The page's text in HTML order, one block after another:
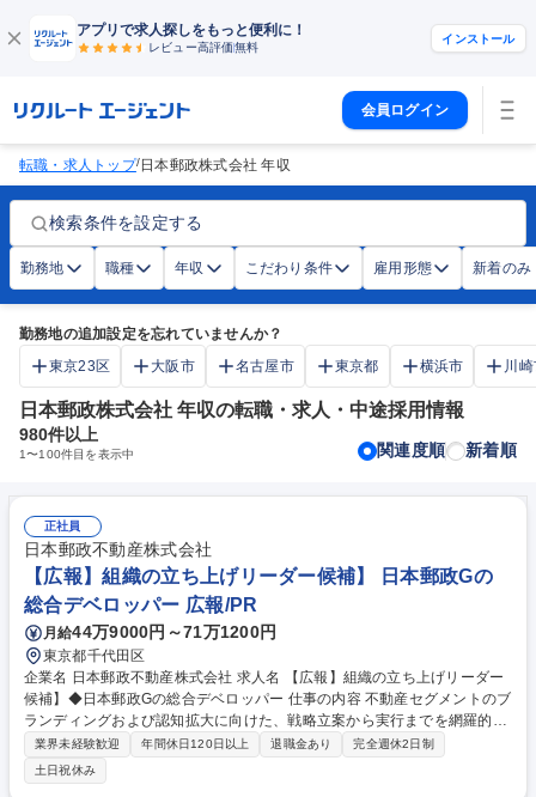
アプリで求人探しをもっと便利に！
レビュー高評価無料
インストール
会員ログイン
転職・求人トップ/日本郵政株式会社 年収
検索条件を設定する
勤務地 職種 年収 こだわり条件 雇用形態 新着のみ
勤務地の追加設定を忘れていませんか？
東京23区
大阪市 名古屋市 東京都 横浜市 川
日本郵政株式会社 年収の転職・求人・中途採用情報
980件以上
1〜100件目を表示中 関連度順 新着順
正社員
日本郵政不動産株式会社
【広報】組織の立ち上げリーダー候補】 日本郵政Gの
総合デベロッパー 広報/PR
月給44万9000円～71万1200円
東京都千代田区
企業名 日本郵政不動産株式会社 求人名 【広報】組織の立ち上げリーダー
候補】◆日本郵政Gの総合デベロッパー 仕事の内容 不動産セグメントのブ
ランディングおよび認知拡大に向けた、戦略立案から実行までを網羅的に
お任せします。今後の本格的な事業拡大のため広報・PRの専門組織を1か
ら立ち上げていただきます。 広報・PR戦略の立案： 不動産セグメントお
よび新ブランド（分譲マンション等）の認知度向上のためのロードマップ
業界未経験歓迎 年間休日120日以上 退職金あり
完全週休2日制
土日祝休み